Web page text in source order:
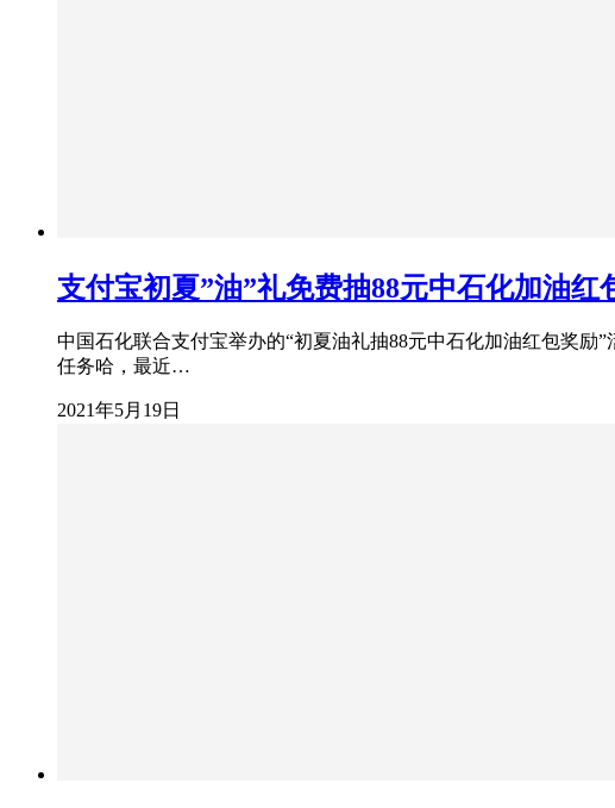
支付宝初夏”油”礼免费抽88元中石化加油红
中国石化联合支付宝举办的“初夏油礼抽88元中石化加油红包奖
任务哈，最近…
2021年5月19日